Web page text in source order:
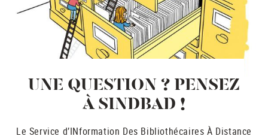
UNE QUESTION ? PENSEZ
À SINDBAD !
Le Service d’INformation Des Bibliothécaires À Distance